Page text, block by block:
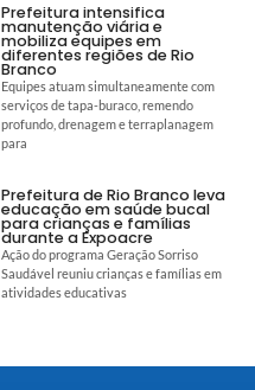
Prefeitura intensifica
manutenção viária e
mobiliza equipes em
diferentes regiões de Rio
Branco
Equipes atuam simultaneamente com
serviços de tapa-buraco, remendo
profundo, drenagem e terraplanagem
para
Prefeitura de Rio Branco leva
educação em saúde bucal
para crianças e famílias
durante a Expoacre
Ação do programa Geração Sorriso
Saudável reuniu crianças e famílias em
atividades educativas